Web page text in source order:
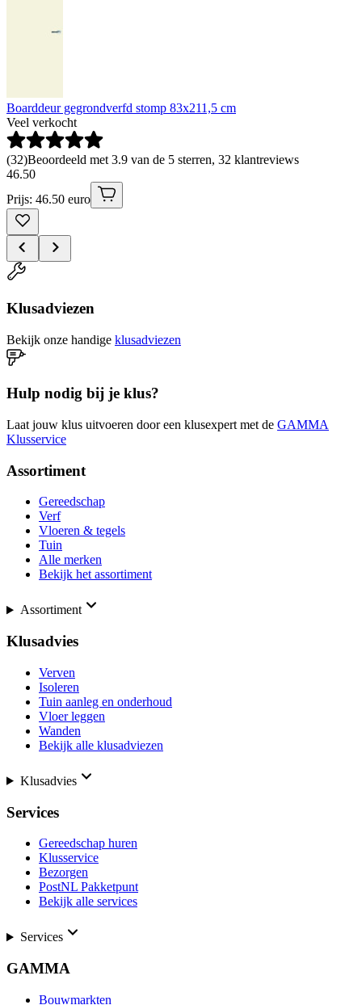
Boarddeur gegrondverfd stomp 83x211,5 cm
Veel verkocht
(32)Beoordeeld met 3.9 van de 5 sterren, 32 klantreviews
46.50
Prijs: 46.50 euro
Klusadviezen
Bekijk onze handige klusadviezen
Hulp nodig bij je klus?
Laat jouw klus uitvoeren door een klusexpert met de GAMMA
Klusservice
Assortiment
Gereedschap
Verf
Vloeren & tegels
Tuin
Alle merken
Bekijk het assortiment
Assortiment
Klusadvies
Verven
Isoleren
Tuin aanleg en onderhoud
Vloer leggen
Wanden
Bekijk alle klusadviezen
Klusadvies
Services
Gereedschap huren
Klusservice
Bezorgen
PostNL Pakketpunt
Bekijk alle services
Services
GAMMA
Bouwmarkten